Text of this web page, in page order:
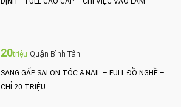
20triệu Quận Bình Tân
SANG GẤP SALON TÓC & NAIL – FULL ĐỒ NGHỀ –
CHỈ 20 TRIỆU